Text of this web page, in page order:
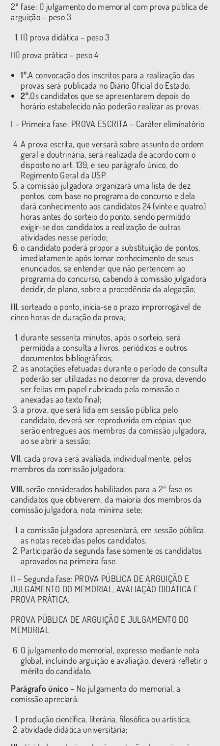
2ª fase: I) julgamento do memorial com prova pública de
arguição – peso 3
II) prova didática – peso 3
III) prova prática – peso 4
1º.A convocação dos inscritos para a realização das
provas será publicada no Diário Oficial do Estado.
2º.Os candidatos que se apresentarem depois do
horário estabelecido não poderão realizar as provas.
I – Primeira fase: PROVA ESCRITA – Caráter eliminatório
A prova escrita, que versará sobre assunto de ordem
geral e doutrinária, será realizada de acordo com o
disposto no art. 139, e seu parágrafo único, do
Regimento Geral da USP.
a comissão julgadora organizará uma lista de dez
pontos, com base no programa do concurso e dela
dará conhecimento aos candidatos 24 (vinte e quatro)
horas antes do sorteio do ponto, sendo permitido
exigir-se dos candidatos a realização de outras
atividades nesse período;
o candidato poderá propor a substituição de pontos,
imediatamente após tomar conhecimento de seus
enunciados, se entender que não pertencem ao
programa do concurso, cabendo à comissão julgadora
decidir, de plano, sobre a procedência da alegação;
III. sorteado o ponto, inicia-se o prazo improrrogável de
cinco horas de duração da prova;
durante sessenta minutos, após o sorteio, será
permitida a consulta a livros, periódicos e outros
documentos bibliográficos;
as anotações efetuadas durante o período de consulta
poderão ser utilizadas no decorrer da prova, devendo
ser feitas em papel rubricado pela comissão e
anexadas ao texto final;
a prova, que será lida em sessão pública pelo
candidato, deverá ser reproduzida em cópias que
serão entregues aos membros da comissão julgadora,
ao se abrir a sessão;
VII. cada prova será avaliada, individualmente, pelos
membros da comissão julgadora;
VIII.serão considerados habilitados para a 2ª fase os
candidatos que obtiverem, da maioria dos membros da
comissão julgadora, nota mínima sete;
a comissão julgadora apresentará, em sessão pública,
as notas recebidas pelos candidatos.
Participarão da segunda fase somente os candidatos
aprovados na primeira fase.
II – Segunda fase: PROVA PÚBLICA DE ARGUIÇÃO E
JULGAMENTO DO MEMORIAL, AVALIAÇÃO DIDÁTICA E
PROVA PRÁTICA.
PROVA PÚBLICA DE ARGUIÇÃO E JULGAMENTO DO
MEMORIAL
O julgamento do memorial, expresso mediante nota
global, incluindo arguição e avaliação, deverá refletir o
mérito do candidato.
Parágrafo único – No julgamento do memorial, a
comissão apreciará:
produção científica, literária, filosófica ou artística;
atividade didática universitária;